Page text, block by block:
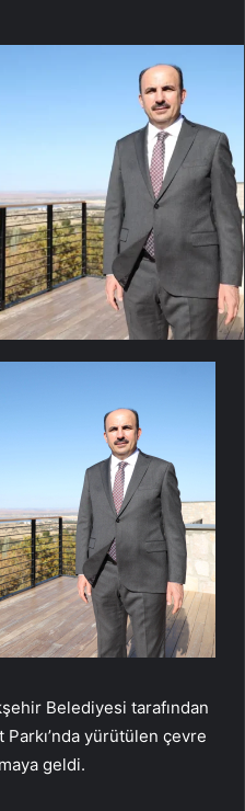
Belediyesi tarafından
Parkı’nda yürütülen çevre
geldi.